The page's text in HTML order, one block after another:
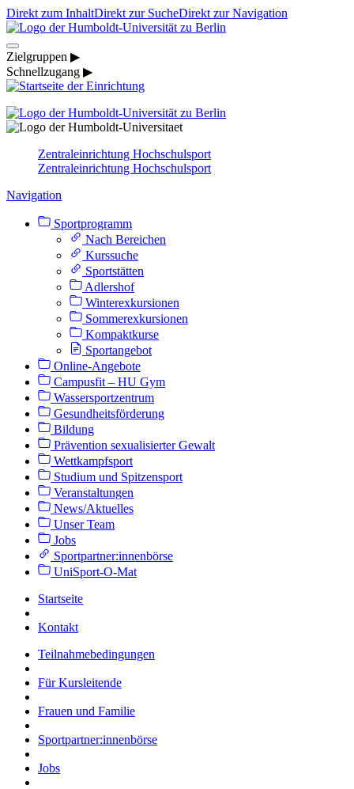
Direkt zum InhaltDirekt zur SucheDirekt zur Navigation
Zielgruppen ▶
Schnellzugang ▶
Zentraleinrichtung Hochschulsport
Zentraleinrichtung Hochschulsport
Navigation
Sportprogramm
Nach Bereichen
Kurssuche
Sportstätten
Adlershof
Winterexkursionen
Sommerexkursionen
Kompaktkurse
Sportangebot
Online-Angebote
Campusfit – HU Gym
Wassersportzentrum
Gesundheitsförderung
Bildung
Prävention sexualisierter Gewalt
Wettkampfsport
Studium und Spitzensport
Veranstaltungen
News/Aktuelles
Unser Team
Jobs
Sportpartner:innenbörse
UniSport-O-Mat
Startseite
Kontakt
Teilnahmebedingungen
Für Kursleitende
Frauen und Familie
Sportpartner:innenbörse
Jobs